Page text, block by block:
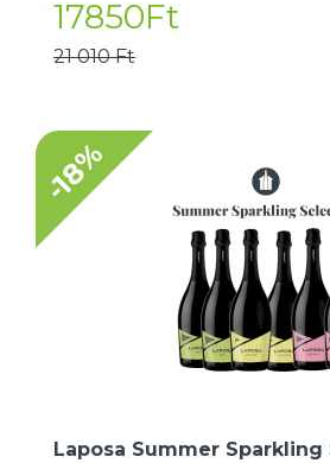
17850Ft
21 010 Ft
-18%
Laposa Summer